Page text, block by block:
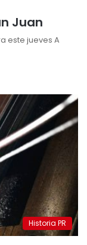
Juan
este jueves A
Historia PR